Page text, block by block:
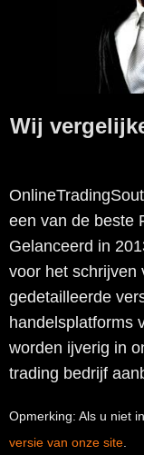
Wij
een van de beste
Gelanceerd in
voor het schrijven
gedetailleerde
handelsplatforms
worden ijverig in
trading bedrijf
Opmerking: Als u niet
versie van onze site.